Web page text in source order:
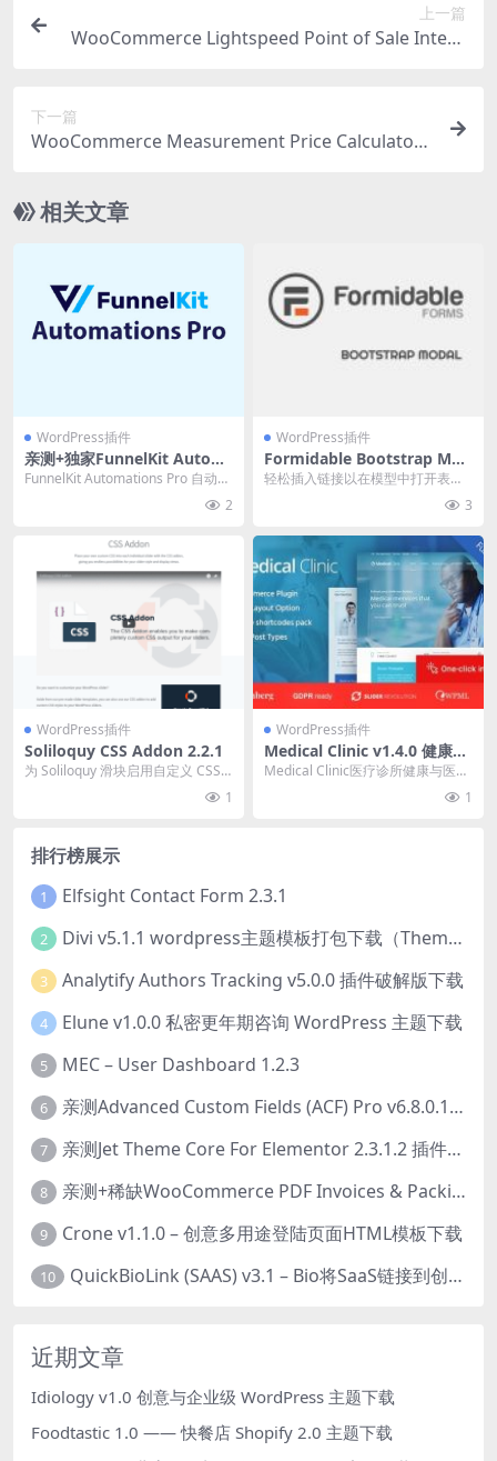
上一篇
WooCommerce Lightspeed Point of Sale Integr
下一篇
WooCommerce Measurement Price Calculator
相关文章
WordPress插件
亲测+独家FunnelKit Autom
ations Pro v3.8.0+ Connect
FunnelKit Automations Pro 自动化
2
WordPress插件
Formidable Bootstrap Mod
al 2.0
轻松插入链接以在模型中打开表单
3
WordPress插件
Soliloquy CSS Addon 2.2.1
为 Soliloquy 滑块启用自定义 CSS
1
WordPress插件
Medical Clinic v1.4.0 健康与
医生医生WordPress主题下载
Medical Clinic医疗诊所健康与医生
1
排行榜展示
1 Elfsight Contact Form 2.3.1
2 Divi v5.1.1 wordpress主题模板打包下载（Theme + Builder+ Extra Theme + Templates + Layouts + PSD）
3 Analytify Authors Tracking v5.0.0 插件破解版下载
4 Elune v1.0.0 私密更年期咨询 WordPress 主题下载
5 MEC – User Dashboard 1.2.3
6 亲测Advanced Custom Fields (ACF) Pro v6.8.0.1 + Advanced Custom Fields: Extended PRO v0.9.2.3 | 网站开发自定义字段插件下载
7 亲测Jet Theme Core For Elementor 2.3.1.2 插件下载
8 亲测+稀缺WooCommerce PDF Invoices & Packing Slips Professional v2.20.0 + Templates v2.25.1 [by WpOverNight] WooCommerce PDF 发票和装箱单插件下载
9 Crone v1.1.0 – 创意多用途登陆页面HTML模板下载
10 QuickBioLink (SAAS) v3.1 – Bio将SaaS链接到创作者，有影响力者和企业的SaaS PHP源码下载
近期文章
Idiology v1.0 创意与企业级 WordPress 主题下载
Foodtastic 1.0 —— 快餐店 Shopify 2.0 主题下载